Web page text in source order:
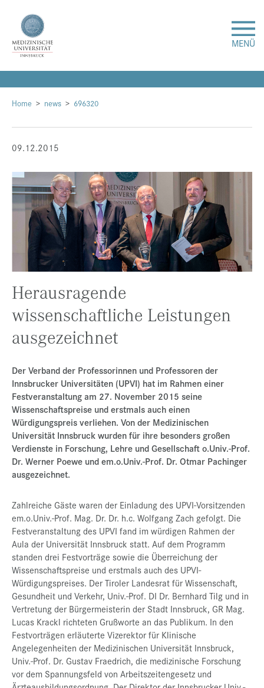
MENÜ
Forschung
Studium & Lehre
Über uns
Internationales
Events
Jobs
Kontakt
Datenschutz
Service-Links
de |en
Home news 696320
09.12.2015
Herausragende
wissenschaftliche Leistungen
ausgezeichnet
Der Verband der Professorinnen und Professoren der
Innsbrucker Universitäten (UPVI) hat im Rahmen einer
Festveranstaltung am 27. November 2015 seine
Wissenschaftspreise und erstmals auch einen
Würdigungspreis verliehen. Von der Medizinischen
Universität Innsbruck wurden für ihre besonders großen
Verdienste in Forschung, Lehre und Gesellschaft o.Univ.-Prof.
Dr. Werner Poewe und em.o.Univ.-Prof. Dr. Otmar Pachinger
ausgezeichnet.
Zahlreiche Gäste waren der Einladung des UPVI-Vorsitzenden
em.o.Univ.-Prof. Mag. Dr. Dr. h.c. Wolfgang Zach gefolgt. Die
Festveranstaltung des UPVI fand im würdigen Rahmen der
Aula der Universität Innsbruck statt. Auf dem Programm
standen drei Festvorträge sowie die Überreichung der
Wissenschaftspreise und erstmals auch des UPVI-
Würdigungspreises. Der Tiroler Landesrat für Wissenschaft,
Gesundheit und Verkehr, Univ.-Prof. DI Dr. Bernhard Tilg und in
Vertretung der Bürgermeisterin der Stadt Innsbruck, GR Mag.
Lucas Krackl richteten Grußworte an das Publikum. In den
Festvorträgen erläuterte Vizerektor für Klinische
Angelegenheiten der Medizinischen Universität Innsbruck,
Univ.-Prof. Dr. Gustav Fraedrich, die medizinische Forschung
vor dem Spannungsfeld von Arbeitszeitengesetz und